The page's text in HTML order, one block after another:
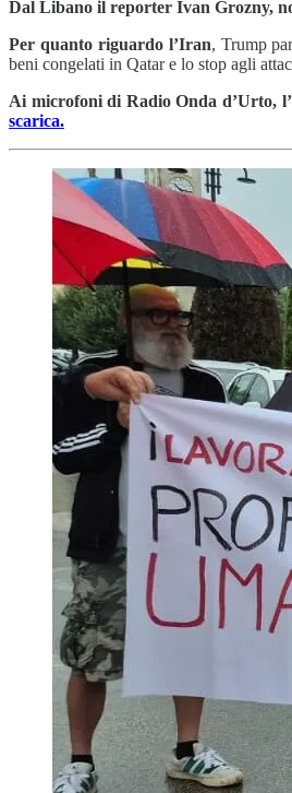
Dal Libano il reporter Ivan Grozny,
Per quanto riguardo l’Iran, Trump
beni congelati in Qatar e lo stop agli
Ai microfoni di Radio Onda d’Urto,
scarica.